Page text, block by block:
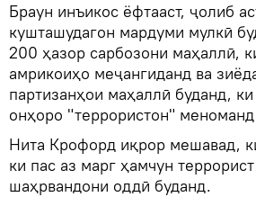
Браун инъикос ёфтааст, ҷолиб
кушташудагон мардуми мулкӣ
200 ҳазор сарбозони маҳаллӣ,
амрикоиҳо меҷангиданд ва
партизанҳои маҳаллӣ буданд,
онҳоро "террористон"
Нита Крофорд иқрор мешавад,
ки пас аз марг ҳамчун
шаҳрвандони оддӣ буданд.